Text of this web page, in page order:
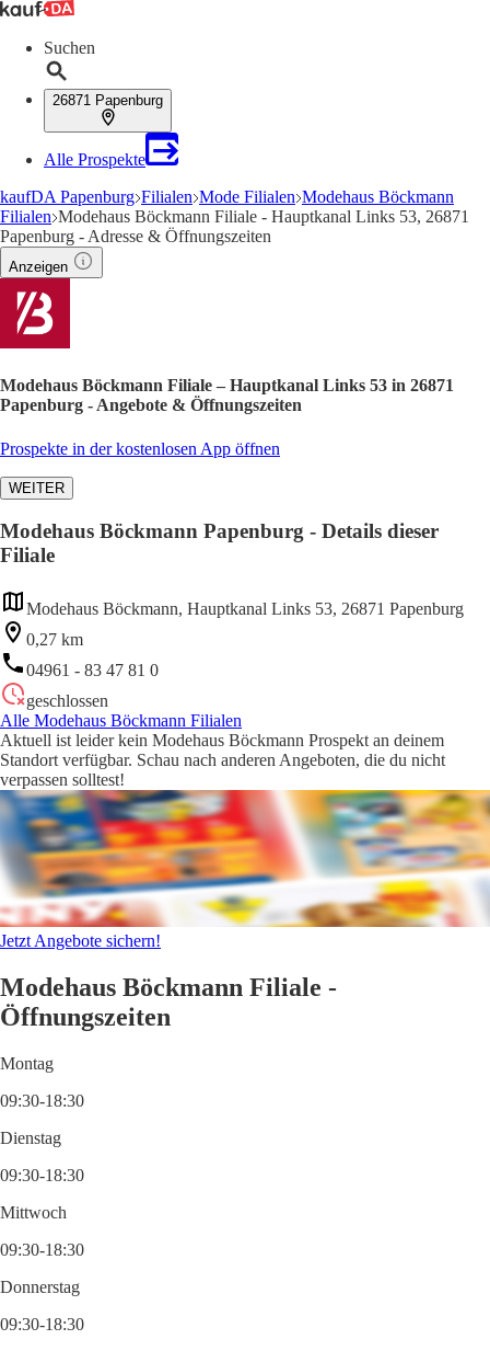
Suchen
26871 Papenburg
Alle Prospekte
kaufDA Papenburg Filialen Mode Filialen Modehaus Böckmann
Filialen Modehaus Böckmann Filiale - Hauptkanal Links 53, 26871
Papenburg - Adresse & Öffnungszeiten
Anzeigen
Modehaus Böckmann Filiale – Hauptkanal Links 53 in 26871
Papenburg - Angebote & Öffnungszeiten
Prospekte in der kostenlosen App öffnen
WEITER
Modehaus Böckmann Papenburg - Details dieser
Filiale
Modehaus Böckmann, Hauptkanal Links 53, 26871 Papenburg
0,27 km
04961 - 83 47 81 0
geschlossen
Alle Modehaus Böckmann Filialen
Aktuell ist leider kein Modehaus Böckmann Prospekt an deinem
Standort verfügbar. Schau nach anderen Angeboten, die du nicht
verpassen solltest!
Jetzt Angebote sichern!
Modehaus Böckmann Filiale -
Öffnungszeiten
Montag
09:30-18:30
Dienstag
09:30-18:30
Mittwoch
09:30-18:30
Donnerstag
09:30-18:30